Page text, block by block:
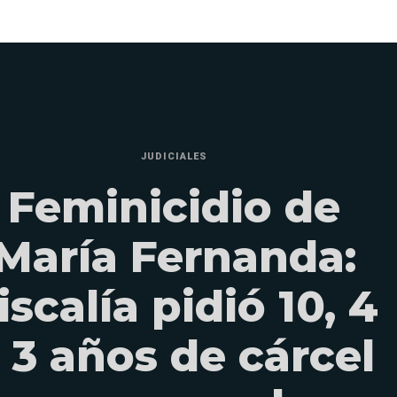
JUDICIALES
Feminicidio de
Fernanda:
pidió 10, 4
3 años de cárcel